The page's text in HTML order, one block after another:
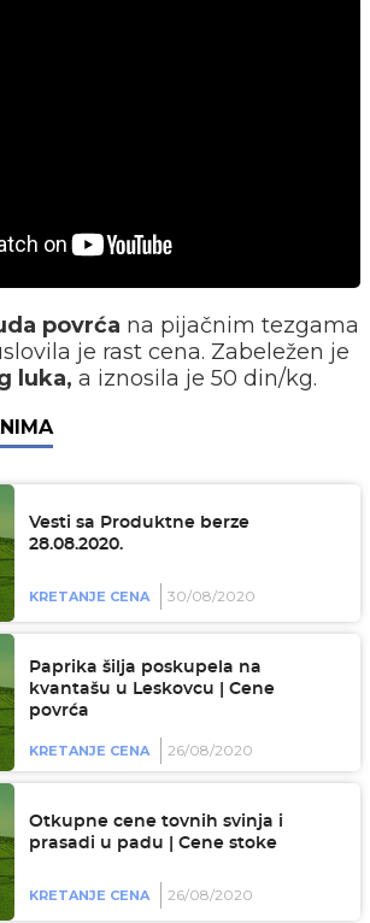
povrća na pijačnim tezgama
je rast cena. Zabeležen je
luka, a iznosila je 50 din/kg.
Vesti sa Produktne berze
28.08.2020.
KRETANJE CENA 30/08/2020
Paprika šilja poskupela na
kvantašu u Leskovcu | Cene
povrća
KRETANJE CENA 26/08/2020
Otkupne cene tovnih svinja i
prasadi u padu | Cene stoke
KRETANJE CENA 26/08/2020